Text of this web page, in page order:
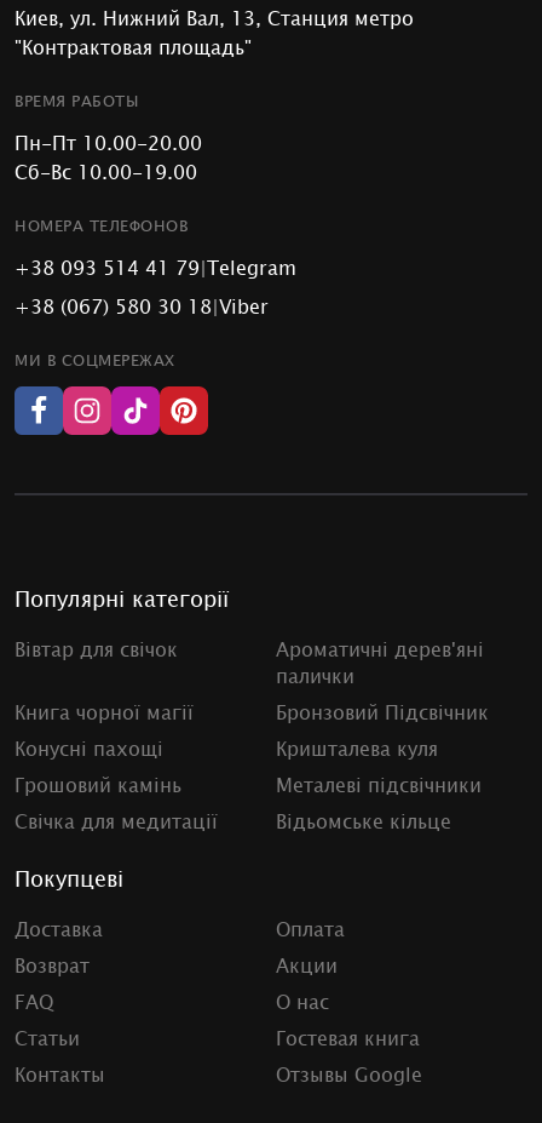
Киев, ул. Нижний Вал, 13, Станция метро
"Контрактовая площадь"
ВРЕМЯ РАБОТЫ
Пн-Пт 10.00-20.00
Сб-Вс 10.00-19.00
НОМЕРА ТЕЛЕФОНОВ
+38 093 514 41 79|Telegram
+38 (067) 580 30 18|Viber
МИ В СОЦМЕРЕЖАХ
Популярні категорії
Вівтар для свічок
Ароматичні дерев'яні
палички
Книга чорної магії
Бронзовий Підсвічник
Конусні пахощі
Кришталева куля
Грошовий камінь
Металеві підсвічники
Свічка для медитації
Відьомське кільце
Покупцеві
Доставка
Оплата
Возврат
Акции
FAQ
О нас
Статьи
Гостевая книга
Контакты
Отзывы Google